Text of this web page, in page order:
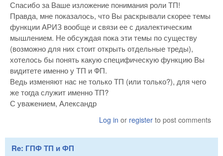
Спасибо за Ваше изложение понимания роли ТП!
Правда, мне показалось, что Вы раскрывали скорее темы
функции АРИЗ вообще и связи ее с диалектическим
мышлением. Не обсуждая пока эти темы по существу
(возможно для них стоит открыть отдельные треды),
хотелось бы понять какую специфическую функцию Вы
видитете именно у ТП и ФП.
Ведь изменяют нас не только ТП (или только?), для чего
же тогда служит именно ТП?
С уважением, Александр
Log in or register to post comments
Re: ГПФ ТП и ФП